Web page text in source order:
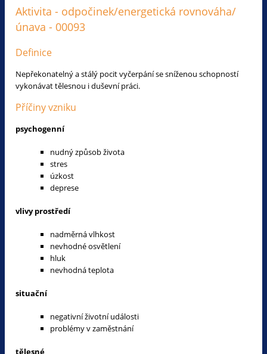
Aktivita - odpočinek/energetická rovnováha/
únava - 00093
Definice
Nepřekonatelný a stálý pocit vyčerpání se sníženou schopností
vykonávat tělesnou i duševní práci.
Příčiny vzniku
psychogenní
nudný způsob života
stres
úzkost
deprese
vlivy prostředí
nadměrná vlhkost
nevhodné osvětlení
hluk
nevhodná teplota
situační
negativní životní události
problémy v zaměstnání
tělesné